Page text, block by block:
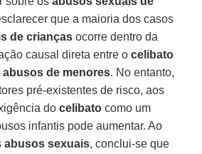
que a maioria dos casos
de crianças ocorre dentro da
causal direta entre ocelibato
abusos de menores. No entanto,
pré-existentes de risco, aos
docelibato como um
infantis pode aumentar. Ao
abusos sexuais, conclui-se que